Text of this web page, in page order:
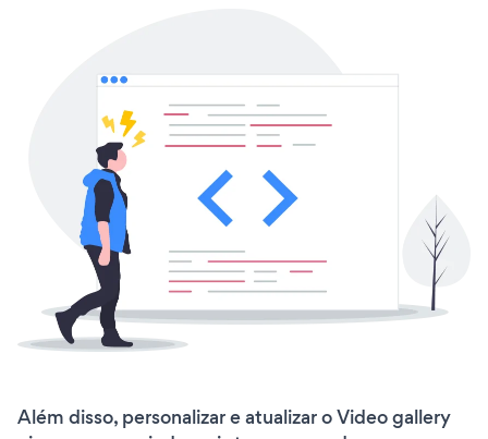
Além disso, personalizar e atualizar o Video gallery